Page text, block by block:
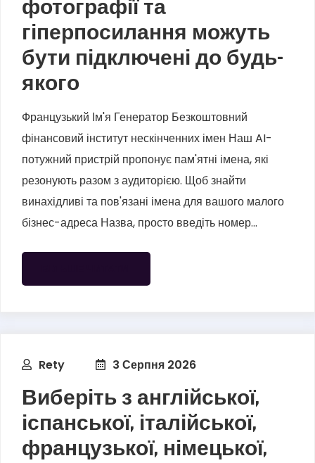
фотографії та
гіперпосилання можуть
бути підключені до будь-
якого
Французький Ім'я Генератор Безкоштовний
фінансовий інститут нескінченних імен Наш AI-
потужний пристрій пропонує пам'ятні імена, які
резонують разом з аудиторією. Щоб знайти
винахідливі та пов'язані імена для вашого малого
бізнес-адреса Назва, просто введіть номер...
Rety 3 Серпня 2026
Виберіть з англійської,
іспанської, італійської,
французької, німецької,